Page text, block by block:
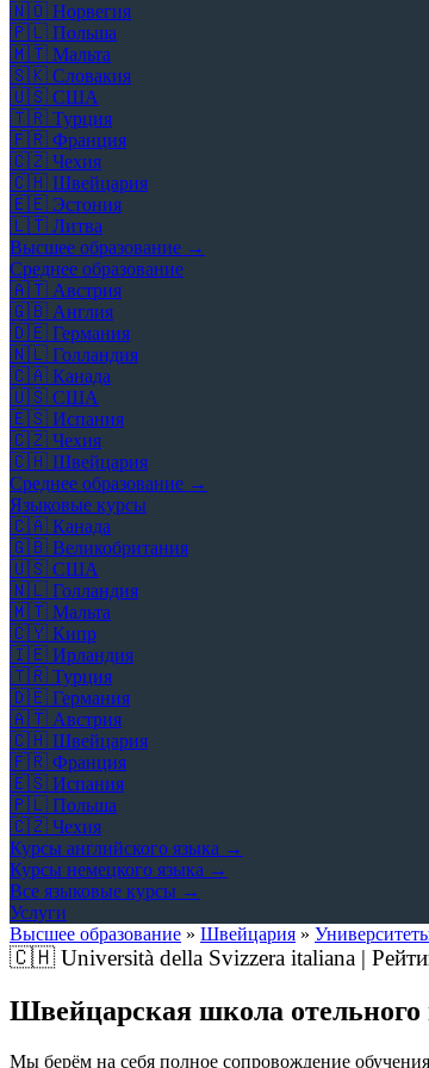
🇳🇴 Норвегия
🇵🇱 Польша
🇲🇹 Мальта
🇸🇰 Словакия
🇺🇸 США
🇹🇷 Турция
🇫🇷 Франция
🇨🇿 Чехия
🇨🇭 Швейцария
🇪🇪 Эстония
🇱🇹 Литва
Высшее образование →
Среднее образование
🇦🇹 Австрия
🇬🇧 Англия
🇩🇪 Германия
🇳🇱 Голландия
🇨🇦 Канада
🇺🇸 США
🇪🇸 Испания
🇨🇿 Чехия
🇨🇭 Швейцария
Среднее образование →
Языковые курсы
🇨🇦 Канада
🇬🇧 Великобритания
🇺🇸 США
🇳🇱 Голландия
🇲🇹 Мальта
🇨🇾 Кипр
🇮🇪 Ирландия
🇹🇷 Турция
🇩🇪 Германия
🇦🇹 Австрия
🇨🇭 Швейцария
🇫🇷 Франция
🇪🇸 Испания
🇵🇱 Польша
🇨🇿 Чехия
Курсы английского языка →
Курсы немецкого языка →
Все языковые курсы →
Услуги
Высшее образование » Швейцария »
🇨🇭Università della Svizzera italiana |
Швейцарская школа отельного
Мы берём на себя полное сопровождение